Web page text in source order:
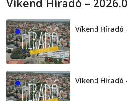
Víkend Híradó –
Víkend Híradó
Víkend Híradó